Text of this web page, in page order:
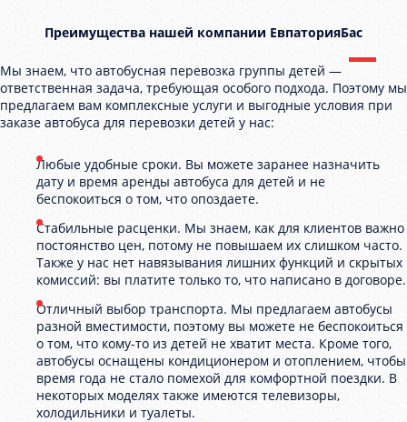
Преимущества нашей компании ЕвпаторияБас
Мы знаем, что автобусная перевозка группы детей —
ответственная задача, требующая особого подхода. Поэтому мы
предлагаем вам комплексные услуги и выгодные условия при
заказе автобуса для перевозки детей у нас:
Любые удобные сроки. Вы можете заранее назначить
дату и время аренды автобуса для детей и не
беспокоиться о том, что опоздаете.
Стабильные расценки. Мы знаем, как для клиентов важно
постоянство цен, потому не повышаем их слишком часто.
Также у нас нет навязывания лишних функций и скрытых
комиссий: вы платите только то, что написано в договоре.
Отличный выбор транспорта. Мы предлагаем автобусы
разной вместимости, поэтому вы можете не беспокоиться
о том, что кому-то из детей не хватит места. Кроме того,
автобусы оснащены кондиционером и отоплением, чтобы
время года не стало помехой для комфортной поездки. В
некоторых моделях также имеются телевизоры,
холодильники и туалеты.